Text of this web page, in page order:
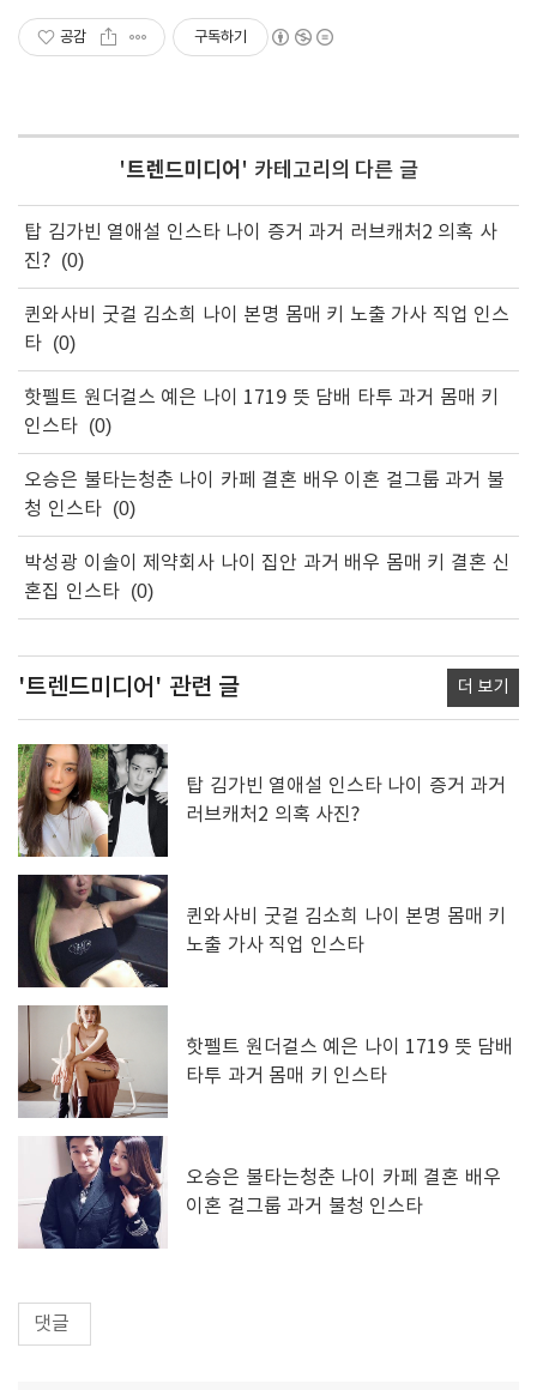
공감 구독하기
'트렌드미디어 ' 카테고리의 다른 글
탑 김가빈 열애설 인스타 나이 증거 과거 러브캐처2 의혹 사
진? (0)
퀸와사비 굿걸 김소희 나이 본명 몸매 키 노출 가사 직업 인스
타 (0)
핫펠트 원더걸스 예은 나이 1719 뜻 담배 타투 과거 몸매 키
인스타 (0)
오승은 불타는청춘 나이 카페 결혼 배우 이혼 걸그룹 과거 불
청 인스타
(0)
박성광 이솔이 제약회사 나이 집안 과거 배우 몸매 키 결혼 신
혼집 인스타
(0)
'트렌드미디어' 관련 글 더 보기
탑 김가빈 열애설 인스타 나이 증거 과거
러브캐처2 의혹 사진?
퀸와사비 굿걸 김소희 나이 본명 몸매 키
노출 가사 직업 인스타
핫펠트 원더걸스 예은 나이 1719 뜻 담배
타투 과거 몸매 키 인스타
오승은 불타는청춘 나이 카페 결혼 배우
이혼 걸그룹 과거 불청 인스타
댓글